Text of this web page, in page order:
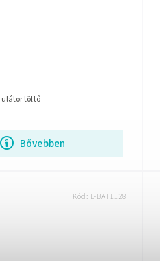
Bővebben
töltő
Kód: L-BAT1128